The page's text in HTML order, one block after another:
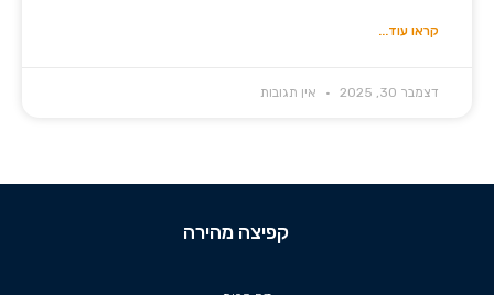
קראו עוד...
דצמבר 30, 2025 אין תגובות
קפיצה מהירה